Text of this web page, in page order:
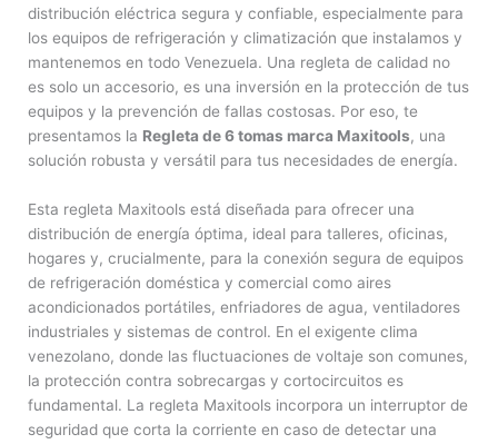
distribución eléctrica segura y confiable, especialmente para
los equipos de refrigeración y climatización que instalamos y
mantenemos en todo Venezuela. Una regleta de calidad no
es solo un accesorio, es una inversión en la protección de tus
equipos y la prevención de fallas costosas. Por eso, te
presentamos la Regleta de 6 tomas marca Maxitools, una
solución robusta y versátil para tus necesidades de energía.
Esta regleta Maxitools está diseñada para ofrecer una
distribución de energía óptima, ideal para talleres, oficinas,
hogares y, crucialmente, para la conexión segura de equipos
de refrigeración doméstica y comercial como aires
acondicionados portátiles, enfriadores de agua, ventiladores
industriales y sistemas de control. En el exigente clima
venezolano, donde las fluctuaciones de voltaje son comunes,
la protección contra sobrecargas y cortocircuitos es
fundamental. La regleta Maxitools incorpora un interruptor de
seguridad que corta la corriente en caso de detectar una